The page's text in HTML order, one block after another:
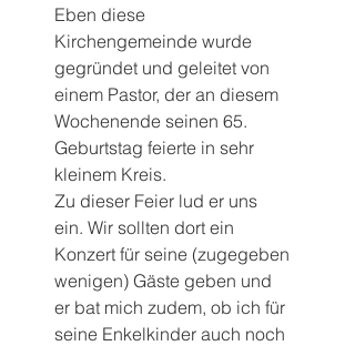
Eben diese
Kirchengemeinde wurde
gegründet und geleitet von
einem Pastor, der an diesem
Wochenende seinen 65.
Geburtstag feierte in sehr
kleinem Kreis.
Zu dieser Feier lud er uns
ein. Wir sollten dort ein
Konzert für seine (zugegeben
wenigen) Gäste geben und
er bat mich zudem, ob ich für
seine Enkelkinder auch noch